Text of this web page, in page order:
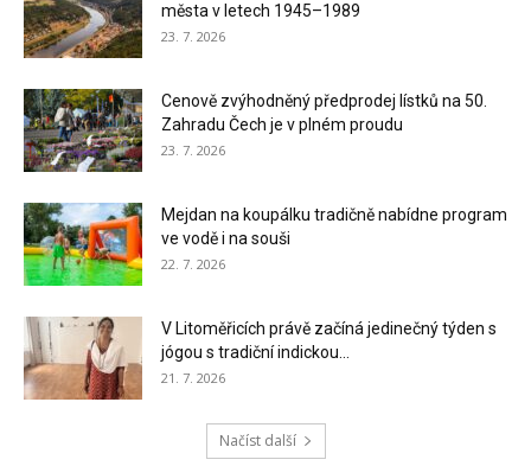
města v letech 1945–1989
23. 7. 2026
Cenově zvýhodněný předprodej lístků na 50.
Zahradu Čech je v plném proudu
23. 7. 2026
Mejdan na koupálku tradičně nabídne program
ve vodě i na souši
22. 7. 2026
V Litoměřicích právě začíná jedinečný týden s
jógou s tradiční indickou...
21. 7. 2026
Načíst další